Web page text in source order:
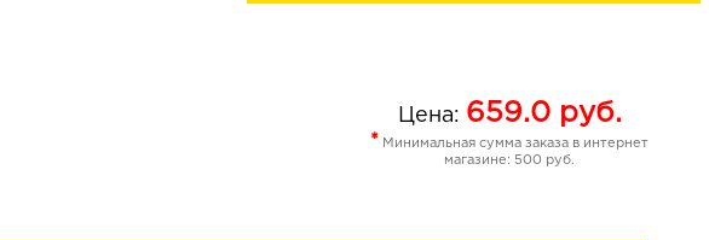
подготовки мейкапа.Цена: 659.0руб.
* Минимальная сумма заказа в интернет
магазине: 500 руб.